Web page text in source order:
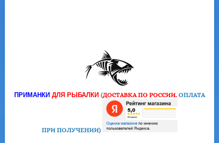
ПРИМАНКИ ДЛЯ РЫБАЛКИ (ДОСТАВКА ПО РОССИИ. ОПЛАТА
ПРИ ПОЛУЧЕНИИ)